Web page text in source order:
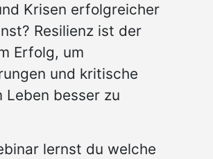
Krisen erfolgreicher
Resilienz ist der
Erfolg, um
und kritische
Leben besser zu
lernst du welche